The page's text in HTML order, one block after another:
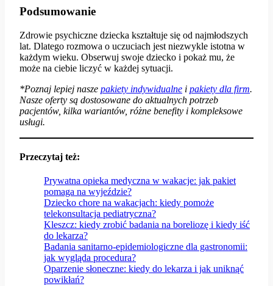
Podsumowanie
Zdrowie psychiczne dziecka kształtuje się od najmłodszych
lat. Dlatego rozmowa o uczuciach jest niezwykle istotna w
każdym wieku. Obserwuj swoje dziecko i pokaż mu, że
może na ciebie liczyć w każdej sytuacji.
*Poznaj lepiej nasze pakiety indywidualne i pakiety dla firm.
Nasze oferty są dostosowane do aktualnych potrzeb
pacjentów, kilka wariantów, różne benefity i kompleksowe
usługi.
Przeczytaj też:
Prywatna opieka medyczna w wakacje: jak pakiet
pomaga na wyjeździe?
Dziecko chore na wakacjach: kiedy pomoże
telekonsultacja pediatryczna?
Kleszcz: kiedy zrobić badania na boreliozę i kiedy iść
do lekarza?
Badania sanitarno-epidemiologiczne dla gastronomii:
jak wygląda procedura?
Oparzenie słoneczne: kiedy do lekarza i jak uniknąć
powikłań?